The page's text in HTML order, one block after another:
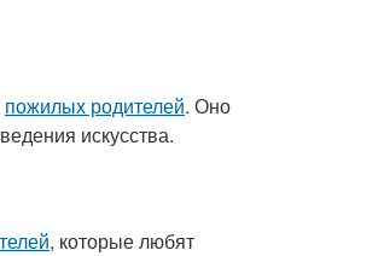
пожилых родителей. Оно
искусства.
, которые любят